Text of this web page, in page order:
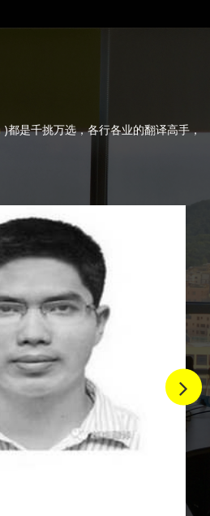
)都是千挑万选，各行各业的翻译高手，